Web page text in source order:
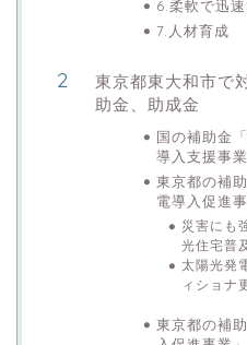
6.柔軟で迅
7.人材育成
東京都東大和市で
助金、助成金
国の補助金
導入支援事業
東京都の補
電導入促進事
災害にも
光住宅普
太陽光発
ィショナ
東京都の補